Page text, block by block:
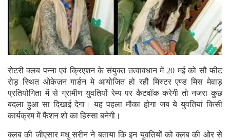
रोटरी क्लब पन्ना एवं क्रिएशन के संयुक्त तत्वावधान में 20 मई को सौ फीट
रोड़ स्थित ओकेज़न गार्डन मे आयोजित हो रहीे मिस्टर एण्ड मिस मेवाड़
प्रतियोगिता में से ग्रामीण युवतियों रेम्प पर कैटवॉक करेगी तो नजरा कुछ
बदला हुआ सा दिखाई देगा। यह पहला मौका होगा जब ये युवतियां किसी
कार्यक्रम में फैशन शो का हिस्सा बनेगी।
क्लब की जीएसार मधु सरीन ने बताया कि इन युवतियों को क्लब की ओर से